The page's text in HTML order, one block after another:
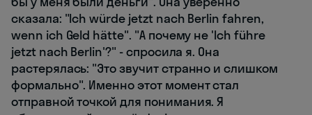
сказала: "Ich würde jetzt nach Berlin fahren,
wenn ich Geld hätte". "А почему не 'Ich führe
jetzt nach Berlin'?" - спросила я. Она
растерялась: "Это звучит странно и слишком
формально". Именно этот момент стал
отправной точкой для понимания. Я